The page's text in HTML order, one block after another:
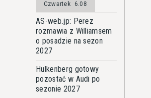
Czwartek 6.08
AS-web.jp: Perez
rozmawia z Williamsem
o posadzie na sezon
2027
Hulkenberg gotowy
pozostać w Audi po
sezonie 2027